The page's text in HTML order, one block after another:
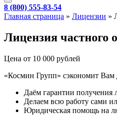
8 (800) 555-83-54
Главная страница » Лицензии »
Лицензия частного
Цена от 10 000 рублей
«Космин Групп» сэкономит Вам
Даём гарантии получения
Делаем всю работу сами
Юридическая помощь на